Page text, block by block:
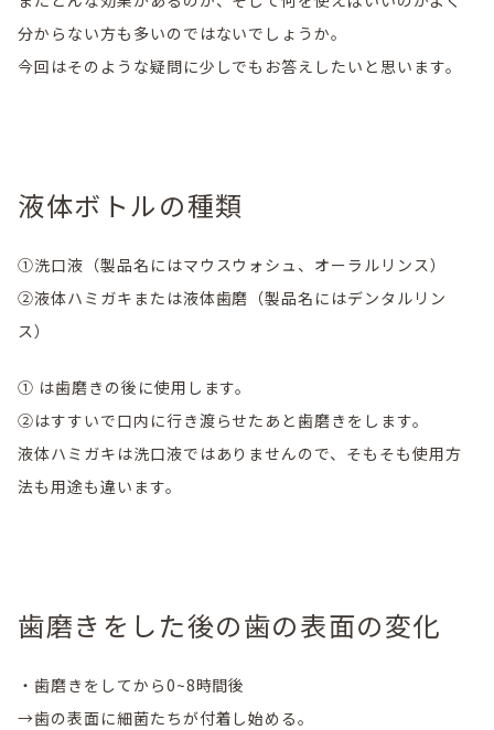
分からない方も多いのではないでしょうか。
今回はそのような疑問に少しでもお答えしたいと思います。
液体ボトルの種類
①洗口液（製品名にはマウスウォシュ、オーラルリンス）
②液体ハミガキまたは液体歯磨（製品名にはデンタルリン
ス）
① は歯磨きの後に使用します。
②はすすいで口内に行き渡らせたあと歯磨きをします。
液体ハミガキは洗口液ではありませんので、そもそも使用方
法も用途も違います。
歯磨きをした後の歯の表面の変化
・歯磨きをしてから0~8時間後
→歯の表面に細菌たちが付着し始める。